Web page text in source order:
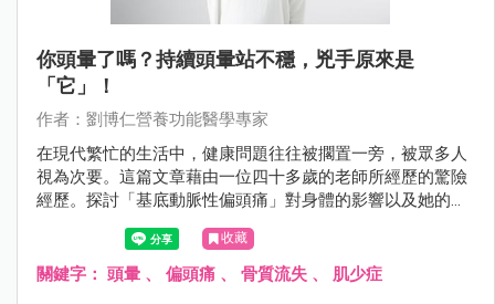
你頭暈了嗎？持續頭暈站不穩，兇手原來是
「它」！
作者：劉博仁營養功能醫學專家
在現代繁忙的生活中，健康問題往往被擱置一旁，被眾多人
視為次要。這篇文章藉由一位四十多歲的老師所經歷的驚險
經歷。探討「基底動脈性偏頭痛」對身體的影響以及她的營
養調理方案。透過她的經歷，我們將了解營養不良對健康的
嚴重影響，忙於奔波於工作和學術成就之間，但更重要的是
要明白，關注自己的身體狀況絕對不可忽視。透過鄭老師的
收藏
關鍵字： 頭暈 、 偏頭痛 、 骨質流失 、 肌少症